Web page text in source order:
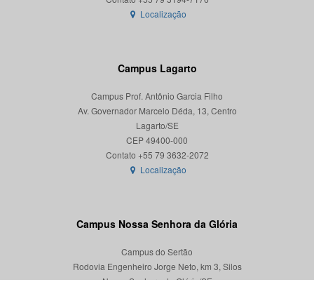
Localização
Campus Lagarto
Campus Prof. Antônio Garcia Filho
Av. Governador Marcelo Déda, 13, Centro
Lagarto/SE
CEP 49400-000
Localização
Campus Nossa Senhora da Glória
Campus do Sertão
Rodovia Engenheiro Jorge Neto, km 3, Silos
Nossa Senhora da Glória/SE